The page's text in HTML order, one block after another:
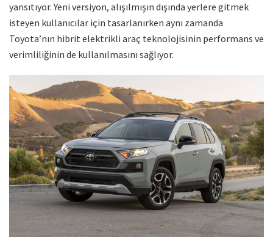
yansıtıyor. Yeni versiyon, alışılmışın dışında yerlere gitmek
isteyen kullanıcılar için tasarlanırken aynı zamanda
Toyota’nın hibrit elektrikli araç teknolojisinin performans ve
verimliliğinin de kullanılmasını sağlıyor.